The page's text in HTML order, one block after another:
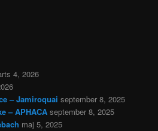
4, 2026
– Jamiroquai september 8, 2025
– APHACA september 8, 2025
maj 5, 2025